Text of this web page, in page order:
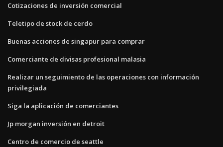
Cotizaciones de inversión comercial
Teletipo de stock de cerdo
Buenas acciones de singapur para comprar
Comerciante de divisas profesional malasia
Realizar un seguimiento de las operaciones con información
privilegiada
Siga la aplicación de comerciantes
Jp morgan inversión en detroit
Centro de comercio de seattle